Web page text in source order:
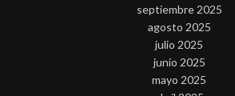
septiembre 2025
agosto 2025
julio 2025
junio 2025
mayo 2025